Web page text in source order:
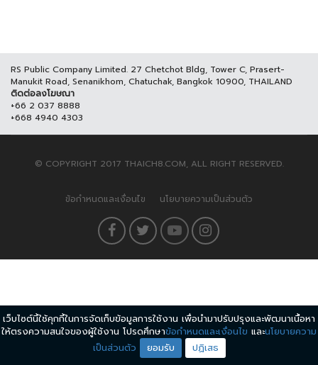
RS Public Company Limited. 27 Chetchot Bldg, Tower C, Prasert-
Manukit Road, Senanikhom, Chatuchak, Bangkok 10900, THAILAND
ติดต่อลงโฆษณา
+66 2 037 8888
+668 4940 4303
© COPYRIGHT 2017 THAICH8.COM, ALL RIGHT RESERVED.
ข้อกำหนดและเงื่อนไข นโยบายความเป็นส่วนตัว
เว็บไซต์นี้ใช้คุกกี้ในการจัดเก็บข้อมูลการใช้งาน เพื่อนำมาปรับปรุงและพัฒนาเนื้อหา
ให้ตรงความสนใจของผู้ใช้งาน โปรดศึกษาข้อกำหนดและเงื่อนไข และนโยบายความ
เป็นส่วนตัว
ยอมรับ ปฏิเสธ